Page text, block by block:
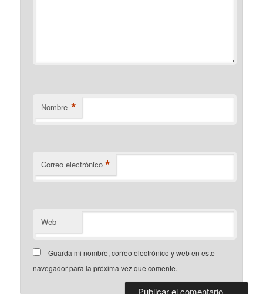
Nombre *
Correo electrónico *
Web
Guarda mi nombre, correo electrónico y web en este
navegador para la próxima vez que comente.